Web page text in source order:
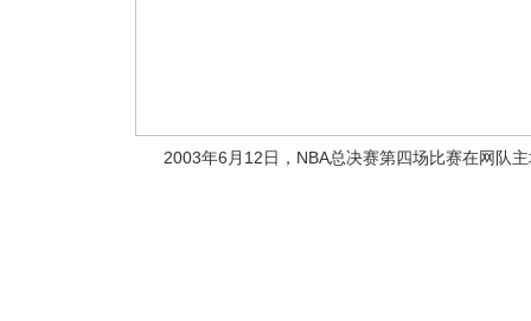
2003年6月12日，NBA总决赛第四场比赛在网队主